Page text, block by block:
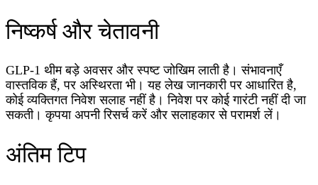
निष्कर्ष और चेतावनी
GLP-1 थीम बड़े अवसर और स्पष्ट जोखिम लाती है। संभावनाएँ
वास्तविक हैं, पर अस्थिरता भी। यह लेख जानकारी पर आधारित है,
कोई व्यक्तिगत निवेश सलाह नहीं है। निवेश पर कोई गारंटी नहीं दी जा
सकती। कृपया अपनी रिसर्च करें और सलाहकार से परामर्श लें।
अंतिम टिप